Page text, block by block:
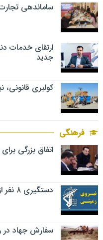
ساماندهی
ارتقای خدمات
جدید
کولبری قانونی،
فرهنگی
اتفاق بزرگی
دستگیری ۸ نفر از اشرار مسلح
سفارش جهاد در